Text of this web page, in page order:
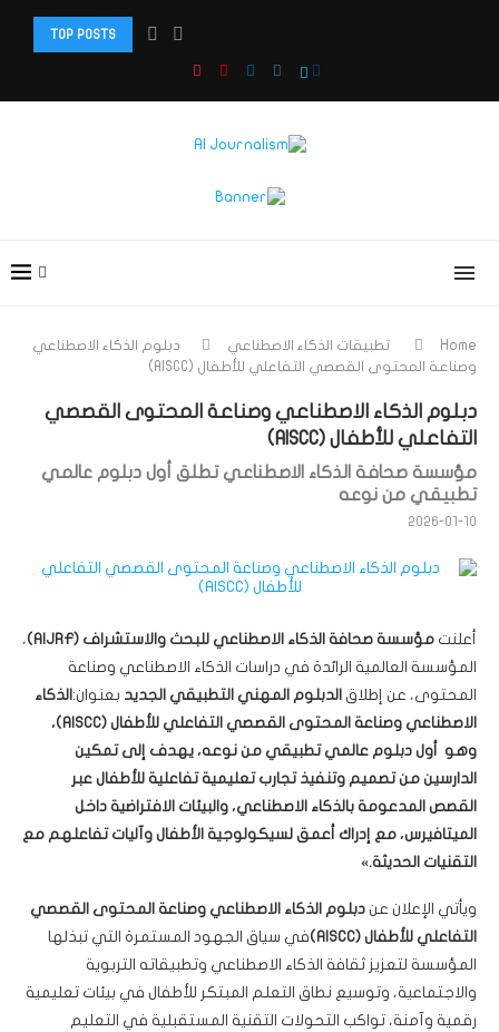
TOP POSTS
دبلوم: صحافة الذكاء الاصطناعي والذكاء الاصطناعي الوكيل وصناعة...
Home تطبيقات الذكاء الاصطناعي
دبلوم الذكاء الاصطناعي
وصناعة المحتوى القصصي التفاعلي للأطفال (AISCC)
دبلوم الذكاء الاصطناعي وصناعة المحتوى القصصي
التفاعلي للأطفال (AISCC)
مؤسسة صحافة الذكاء الاصطناعي تطلق أول دبلوم عالمي
تطبيقي من نوعه
2026-01-10
أعلنت مؤسسة صحافة الذكاء الاصطناعي للبحث والاستشراف (AIJRF)
،
المؤسسة العالمية الرائدة في دراسات الذكاء الاصطناعي وصناعة
المحتوى، عن إطلاق الدبلوم المهني التطبيقي الجديد بعنوان: الذكاء
الاصطناعي وصناعة المحتوى القصصي التفاعلي للأطفال (AISCC)
،
وهو
أول دبلوم عالمي تطبيقي من نوعه، يهدف إلى تمكين
الدارسين منتصميم وتنفيذ تجارب تعليمية تفاعلية للأطفال عبر
القصص المدعومة بالذكاء الاصطناعي، والبيئات الافتراضية داخل
الميتافيرس، مع إدراك أعمق لسيكولوجية الأطفال وآليات تفاعلهم مع
التقنيات الحديثة.»
ويأتي الإعلان عن دبلوم الذكاء الاصطناعي وصناعة المحتوى القصصي
التفاعلي للأطفال (AISCC)
في سياق الجهود المستمرة التي تبذلها
المؤسسة لتعزيز ثقافة الذكاء الاصطناعي وتطبيقاته التربوية
والاجتماعية، وتوسيع نطاق التعلم المبتكر للأطفال في بيئات تعليمية
رقمية وآمنة، تواكب التحولات التقنية المستقبلية في التعليم